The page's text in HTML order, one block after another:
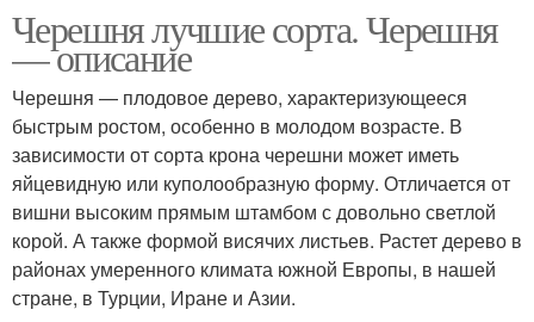
Черешня лучшие сорта. Черешня
— описание
Черешня — плодовое дерево, характеризующееся
быстрым ростом, особенно в молодом возрасте. В
зависимости от сорта крона черешни может иметь
яйцевидную или куполообразную форму. Отличается от
вишни высоким прямым штамбом с довольно светлой
корой. А также формой висячих листьев. Растет дерево в
районах умеренного климата южной Европы, в нашей
стране, в Турции, Иране и Азии.